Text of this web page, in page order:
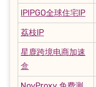
IPIPGO全球住宅IP
荔枝IP
星鹿跨境电商加速
盒